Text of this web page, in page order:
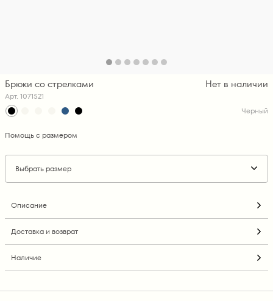
Брюки со стрелками
Арт. 1071521
Нет в наличии
Черный
Помощь с размером
Выбрать размер
Описание
Доставка и возврат
Наличие